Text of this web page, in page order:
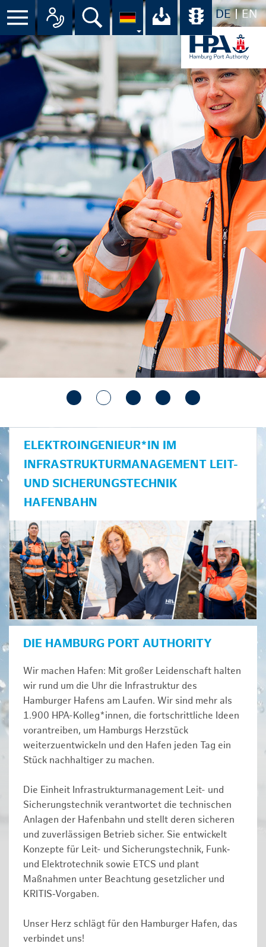
DE EN
Suche Ihr Download-
ELEKTROINGENIEUR*IN IM
INFRASTRUKTURMANAGEMENT LEIT-
UND SICHERUNGSTECHNIK
HAFENBAHN
DIE HAMBURG PORT AUTHORITY
Wir machen Hafen: Mit großer Leidenschaft halten
wir rund um die Uhr die Infrastruktur des
Hamburger Hafens am Laufen. Wir sind mehr als
1.900 HPA-Kolleg*innen, die fortschrittliche Ideen
vorantreiben, um Hamburgs Herzstück
weiterzuentwickeln und den Hafen jeden Tag ein
Stück nachhaltiger zu machen.
Die Einheit Infrastrukturmanagement Leit- und
Sicherungstechnik verantwortet die technischen
Anlagen der Hafenbahn und stellt deren sicheren
und zuverlässigen Betrieb sicher. Sie entwickelt
Konzepte für Leit- und Sicherungstechnik, Funk‑
und Elektrotechnik sowie ETCS und plant
Maßnahmen unter Beachtung gesetzlicher und
KRITIS‑Vorgaben.
Unser Herz schlägt für den Hamburger Hafen, das
verbindet uns!